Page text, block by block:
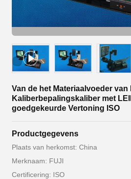
Van de het Materiaalvoeder van
Kaliberbepalingskaliber met
goedgekeurde Vertoning ISO
Productgegevens
Plaats van herkomst: China
Merknaam: FUJI
Certificering: ISO